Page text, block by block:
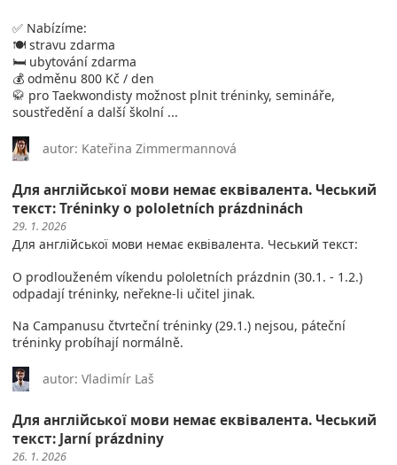
✅ Nabízíme:
🍽️ stravu zdarma
🛏️ ubytování zdarma
💰 odměnu 800 Kč / den
🥋 pro Taekwondisty možnost plnit tréninky, semináře,
soustředění a další školní ...
autor: Kateřina Zimmermannová
Для англійської мови немає еквівалента. Чеський
текст: Tréninky o pololetních prázdninách
29. 1. 2026
Для англійської мови немає еквівалента. Чеський текст:
O prodlouženém víkendu pololetních prázdnin (30.1. - 1.2.)
odpadají tréninky, neřekne-li učitel jinak.
Na Campanusu čtvrteční tréninky (29.1.) nejsou, páteční
tréninky probíhají normálně.
autor: Vladimír Laš
Для англійської мови немає еквівалента. Чеський
текст: Jarní prázdniny
26. 1. 2026